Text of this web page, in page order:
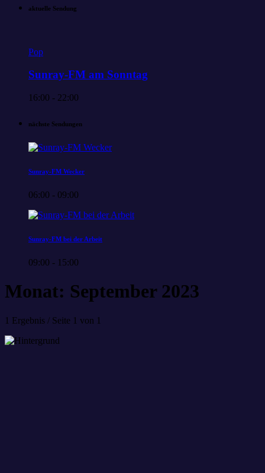
aktuelle Sendung
Pop
Sunray-FM am Sonntag
16:00 - 22:00
nächste Sendungen
Sunray-FM Wecker
06:00 - 09:00
Sunray-FM bei der Arbeit
09:00 - 15:00
Monat: September 2023
1 Ergebnis / Seite 1 von 1